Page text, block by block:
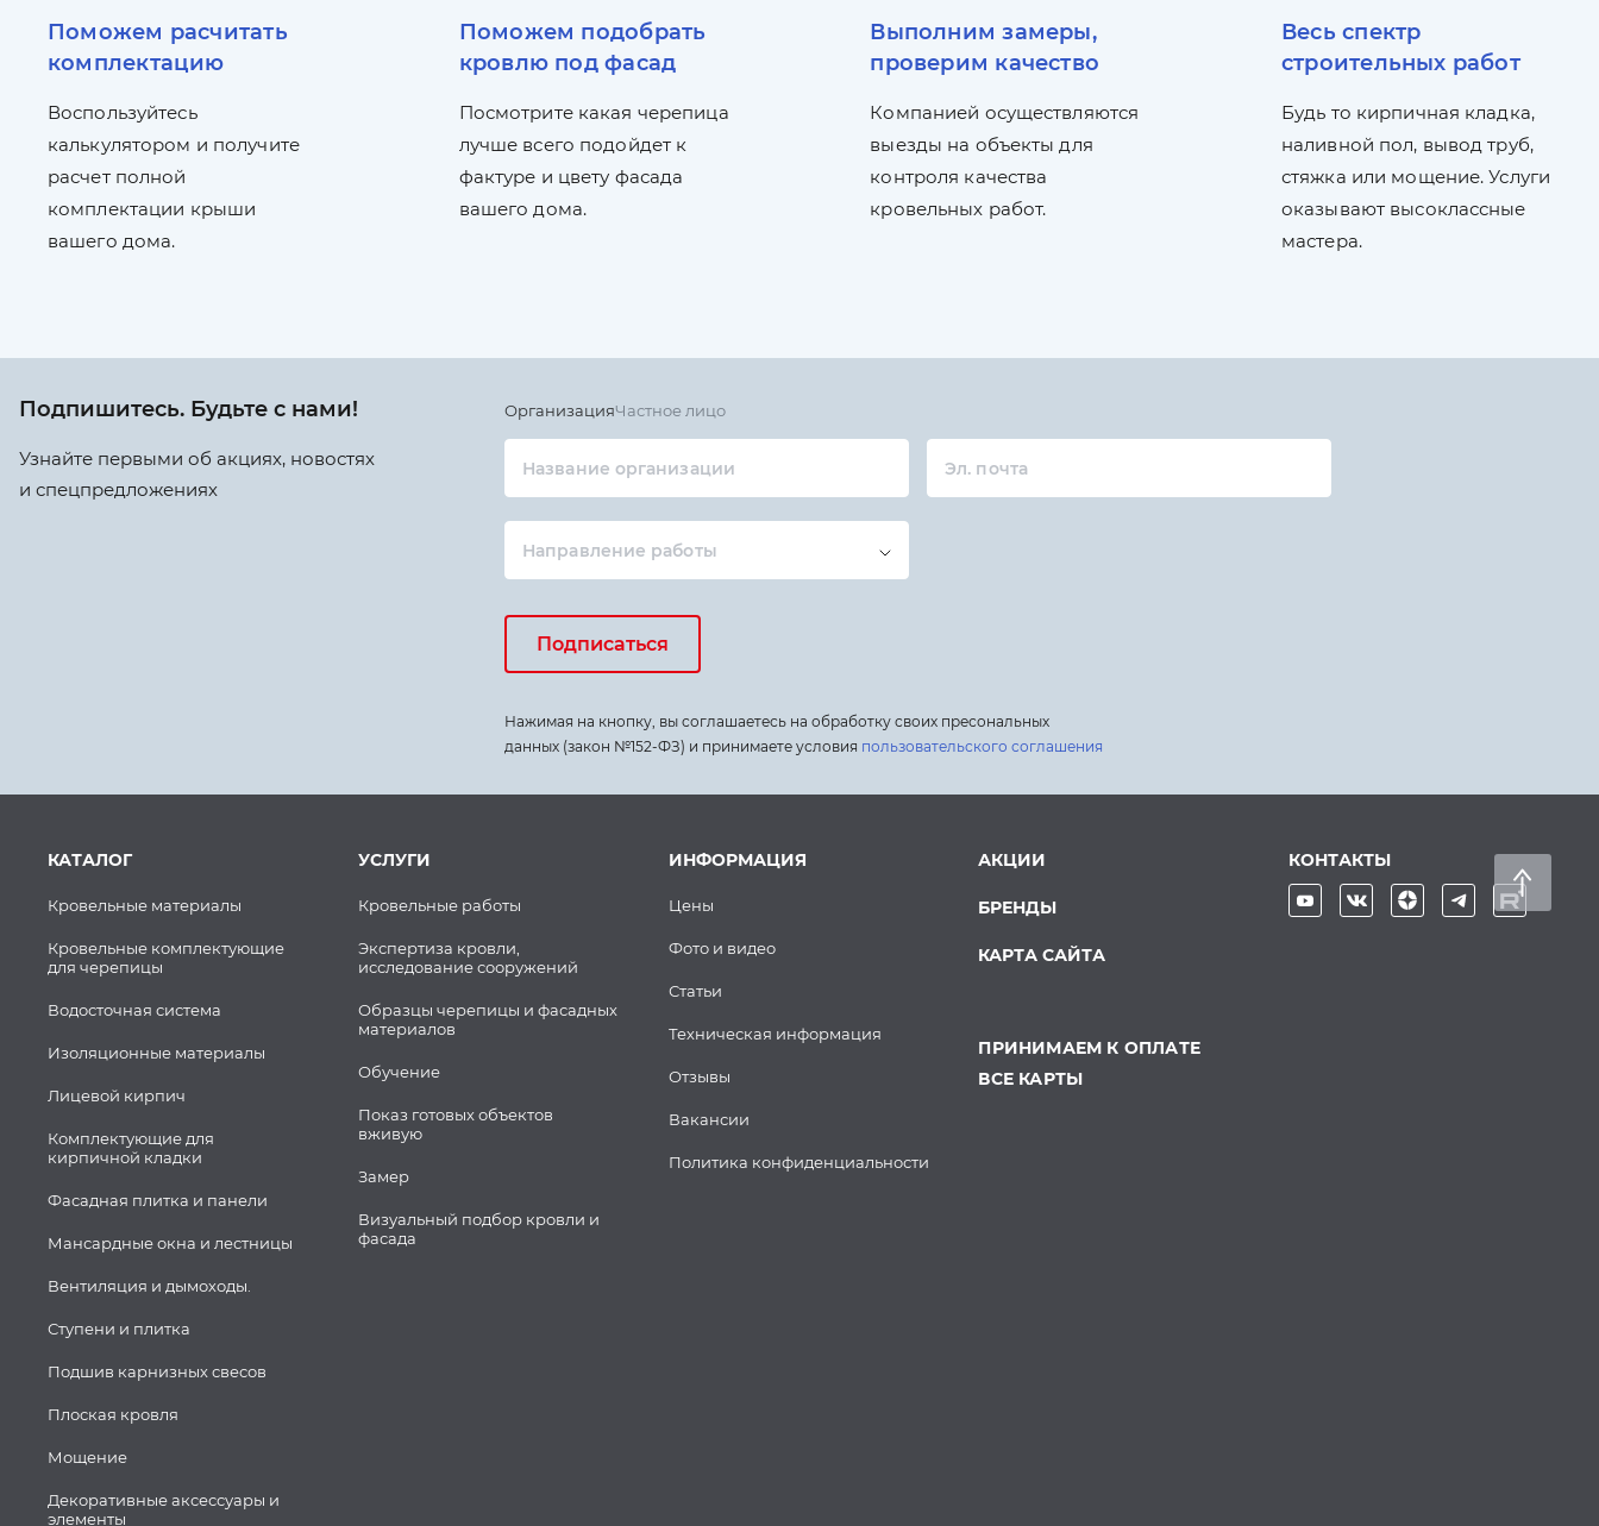
Поможем расчитать
комплектацию
Воспользуйтесь
калькулятором и получите
расчет полной
комплектации крыши
вашего дома.
Поможем подобрать
кровлю под фасад
Посмотрите какая черепица
лучше всего подойдет к
фактуре и цвету фасада
вашего дома.
Выполним замеры,
проверим качество
Компанией осуществляются
выезды на объекты для
контроля качества
кровельных работ.
Весь спектр
строительных работ
Будь то кирпичная кладка,
наливной пол, вывод труб,
стяжка или мощение. Услуги
оказывают высоклассные
мастера.
Подпишитесь. Будьте с нами!
Узнайте первыми об акциях, новостях
и спецпредложениях
ОрганизацияЧастное лицо
Название организации Эл. почта
Направление работы
Подписаться
Нажимая на кнопку, вы соглашаетесь на обработку своих пресональных
данных (закон №152-ФЗ) и принимаете условия пользовательского соглашения
КАТАЛОГ
Кровельные материалы
Кровельные комплектующие
для черепицы
Водосточная система
Изоляционные материалы
Лицевой кирпич
Комплектующие для
кирпичной кладки
Фасадная плитка и панели
Мансардные окна и лестницы
Вентиляция и дымоходы.
Ступени и плитка
Подшив карнизных свесов
Плоская кровля
Мощение
Декоративные аксессуары и
элементы
УСЛУГИ
Кровельные работы
Экспертиза кровли,
исследование сооружений
Образцы черепицы и фасадных
материалов
Обучение
Показ готовых объектов
вживую
Замер
Визуальный подбор кровли и
фасада
ИНФОРМАЦИЯ
Цены
Фото и видео
Статьи
Техническая информация
Отзывы
Вакансии
Политика конфиденциальности
АКЦИИ
БРЕНДЫ
КАРТА САЙТА
ПРИНИМАЕМ К ОПЛАТЕ
ВСЕ КАРТЫ
КОНТАКТЫ